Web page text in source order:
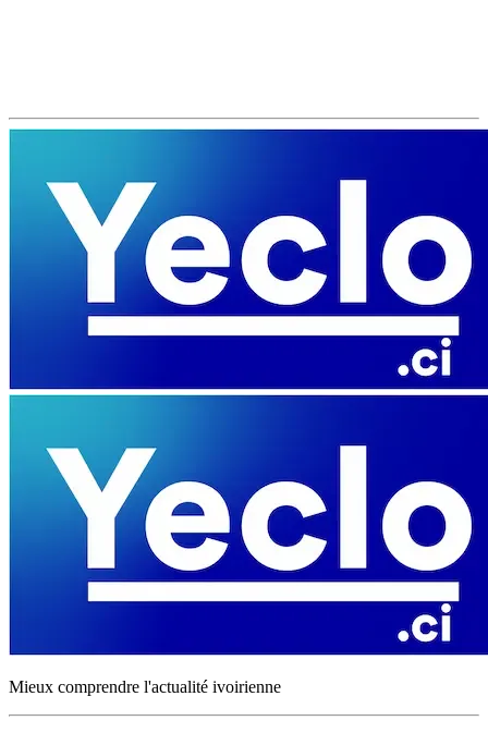
Mieux comprendre l'actualité ivoirienne